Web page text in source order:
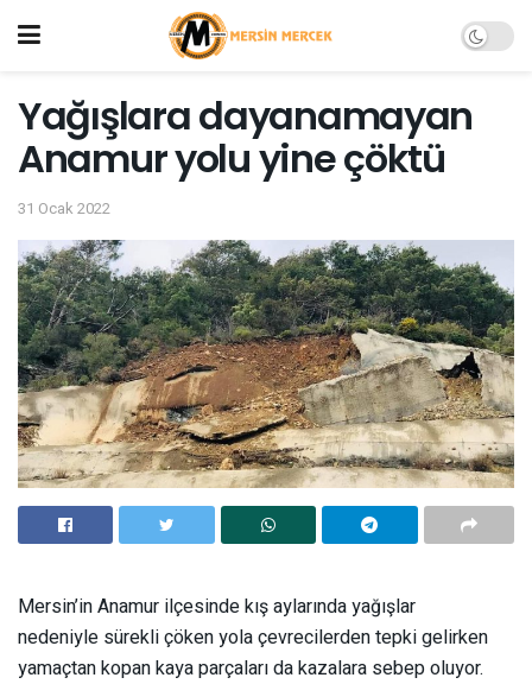
Yağışlara dayanamayan
Anamur yolu yine çöktü
31 Ocak 2022
Mersin’in Anamur ilçesinde kış aylarında yağışlar
nedeniyle sürekli çöken yola çevrecilerden tepki gelirken
yamaçtan kopan kaya parçaları da kazalara sebep oluyor.